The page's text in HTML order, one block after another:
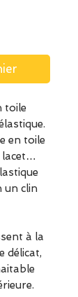
toile
en toile
lacet…
un clin
à la
délicat,